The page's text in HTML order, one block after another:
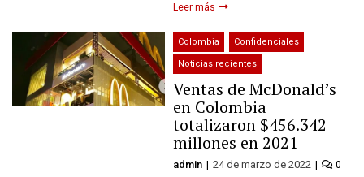
Leer más
Colombia Confidenciales
Noticias recientes
Ventas de McDonald’s
en Colombia
totalizaron $456.342
millones en 2021
admin 24 de marzo de 2022 0